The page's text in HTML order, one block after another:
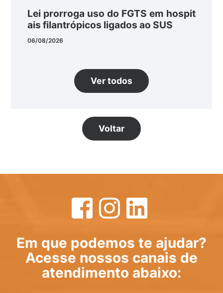
Lei prorroga uso do FGTS em hospit
ais filantrópicos ligados ao SUS
06/08/2026
Ver todos
Voltar
Em que podemos te ajudar?
Acesse nossos canais de
atendimento abaixo: